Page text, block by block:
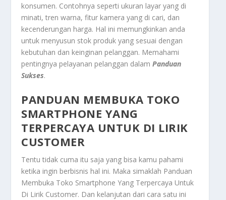
konsumen. Contohnya seperti ukuran layar yang di
minati, tren warna, fitur kamera yang di cari, dan
kecenderungan harga. Hal ini memungkinkan anda
untuk menyusun stok produk yang sesuai dengan
kebutuhan dan keinginan pelanggan. Memahami
pentingnya pelayanan pelanggan dalamPanduan
Sukses.
PANDUAN MEMBUKA TOKO
SMARTPHONE YANG
TERPERCAYA UNTUK DI LIRIK
CUSTOMER
Tentu tidak cuma itu saja yang bisa kamu pahami
ketika ingin berbisnis hal ini. Maka simaklah Panduan
Membuka Toko Smartphone Yang Terpercaya Untuk
Di Lirik Customer. Dan kelanjutan dari cara satu ini